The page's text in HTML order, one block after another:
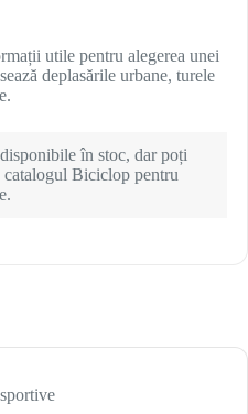
utile pentru alegerea unei
deplasările urbane, turele
în stoc, dar poți
Biciclop pentru